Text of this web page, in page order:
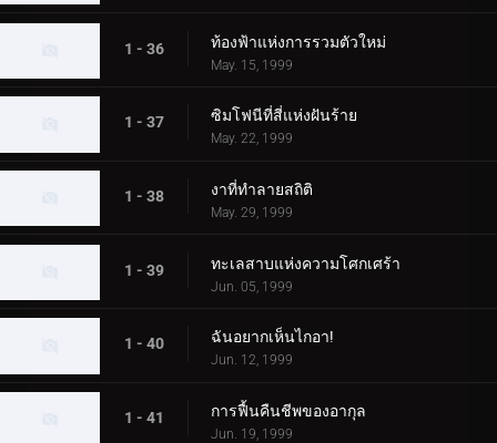
1 - 36 ท้องฟ้าแห่งการรวมตัวใหม่
May. 15, 1999
1 - 37 ซิมโฟนีที่สี่แห่งฝันร้าย
May. 22, 1999
1 - 38 งาที่ทำลายสถิติ
May. 29, 1999
1 - 39 ทะเลสาบแห่งความโศกเศร้า
Jun. 05, 1999
1 - 40 ฉันอยากเห็นไกอา!
Jun. 12, 1999
1 - 41 การฟื้นคืนชีพของอากุล
Jun. 19, 1999